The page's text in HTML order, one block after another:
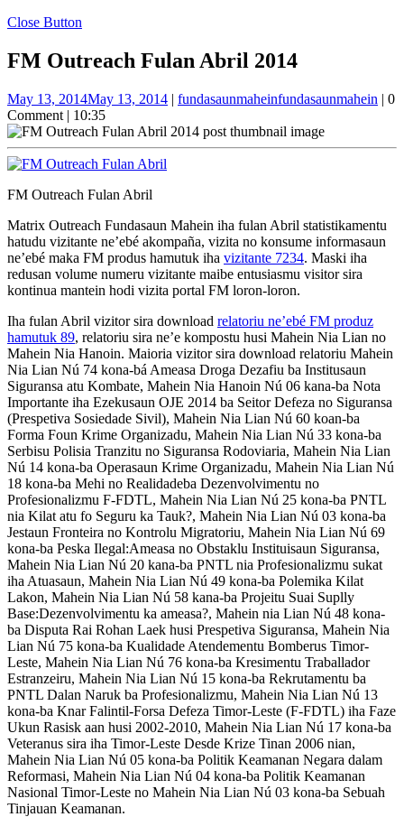
Close Button
FM Outreach Fulan Abril 2014
May 13, 2014May 13, 2014 | fundasaunmaheinfundasaunmahein | 0
Comment | 10:35
FM Outreach Fulan Abril
Matrix Outreach Fundasaun Mahein iha fulan Abril statistikamentu
hatudu vizitante ne’ebé akompaña, vizita no konsume informasaun
ne’ebé maka FM produs hamutuk iha vizitante 7234. Maski iha
redusan volume numeru vizitante maibe entusiasmu visitor sira
kontinua mantein hodi vizita portal FM loron-loron.
Iha fulan Abril vizitor sira download relatoriu ne’ebé FM produz
hamutuk 89, relatoriu sira ne’e kompostu husi Mahein Nia Lian no
Mahein Nia Hanoin. Maioria vizitor sira download relatoriu Mahein
Nia Lian Nú 74 kona-bá Ameasa Droga Dezafiu ba Institusaun
Siguransa atu Kombate, Mahein Nia Hanoin Nú 06 kana-ba Nota
Importante iha Ezekusaun OJE 2014 ba Seitor Defeza no Siguransa
(Prespetiva Sosiedade Sivil), Mahein Nia Lian Nú 60 koan-ba
Forma Foun Krime Organizadu, Mahein Nia Lian Nú 33 kona-ba
Serbisu Polisia Tranzitu no Siguransa Rodoviaria, Mahein Nia Lian
Nú 14 kona-ba Operasaun Krime Organizadu, Mahein Nia Lian Nú
18 kona-ba Mehi no Realidadeba Dezenvolvimentu no
Profesionalizmu F-FDTL, Mahein Nia Lian Nú 25 kona-ba PNTL
nia Kilat atu fo Seguru ka Tauk?, Mahein Nia Lian Nú 03 kona-ba
Jestaun Fronteira no Kontrolu Migratoriu, Mahein Nia Lian Nú 69
kona-ba Peska Ilegal:Ameasa no Obstaklu Instituisaun Siguransa,
Mahein Nia Lian Nú 20 kana-ba PNTL nia Profesionalizmu sukat
iha Atuasaun, Mahein Nia Lian Nú 49 kona-ba Polemika Kilat
Lakon, Mahein Nia Lian Nú 58 kana-ba Projeitu Suai Suplly
Base:Dezenvolvimentu ka ameasa?, Mahein nia Lian Nú 48 kona-
ba Disputa Rai Rohan Laek husi Prespetiva Siguransa, Mahein Nia
Lian Nú 75 kona-ba Kualidade Atendementu Bomberus Timor-
Leste, Mahein Nia Lian Nú 76 kona-ba Kresimentu Traballador
Estranzeiru, Mahein Nia Lian Nú 15 kona-ba Rekrutamentu ba
PNTL Dalan Naruk ba Profesionalizmu, Mahein Nia Lian Nú 13
kona-ba Knar Falintil-Forsa Defeza Timor-Leste (F-FDTL) iha Faze
Ukun Rasisk aan husi 2002-2010, Mahein Nia Lian Nú 17 kona-ba
Veteranus sira iha Timor-Leste Desde Krize Tinan 2006 nian,
Mahein Nia Lian Nú 05 kona-ba Politik Keamanan Negara dalam
Reformasi, Mahein Nia Lian Nú 04 kona-ba Politik Keamanan
Nasional Timor-Leste no Mahein Nia Lian Nú 03 kona-ba Sebuah
Tinjauan Keamanan.